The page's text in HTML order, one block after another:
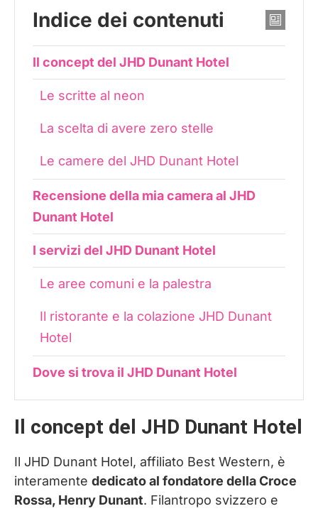
Indice dei contenuti
Il concept del JHD Dunant Hotel
Le scritte al neon
La scelta di avere zero stelle
Le camere del JHD Dunant Hotel
Recensione della mia camera al JHD
Dunant Hotel
I servizi del JHD Dunant Hotel
Le aree comuni e la palestra
Il ristorante e la colazione JHD Dunant
Hotel
Dove si trova il JHD Dunant Hotel
Il concept del JHD Dunant Hotel
Il JHD Dunant Hotel, affiliato Best Western, è
interamente dedicato al fondatore della Croce
Rossa, Henry Dunant. Filantropo svizzero e